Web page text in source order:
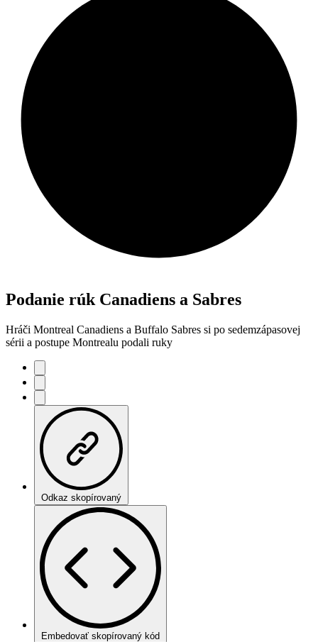
Podanie rúk Canadiens a Sabres
Hráči Montreal Canadiens a Buffalo Sabres si po sedemzápasovej
sérii a postupe Montrealu podali ruky
Odkaz skopírovaný
Embedovať skopírovaný kód